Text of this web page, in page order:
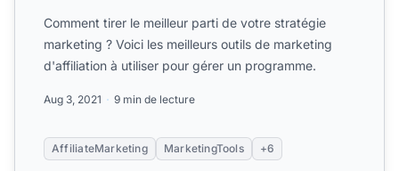
Comment tirer le meilleur parti de votre stratégie
marketing ? Voici les meilleurs outils de marketing
d'affiliation à utiliser pour gérer un programme.
Aug 3, 2021 9 min de lecture
AffiliateMarketing MarketingTools +6